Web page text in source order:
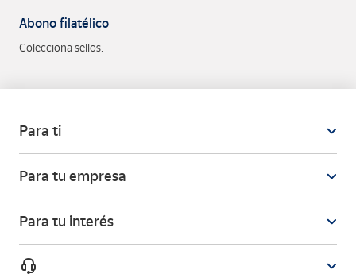
Abono filatélico
Colecciona sellos.
Para ti
Para tu empresa
Para tu interés